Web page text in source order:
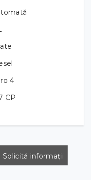
4
CP
Solicită informații